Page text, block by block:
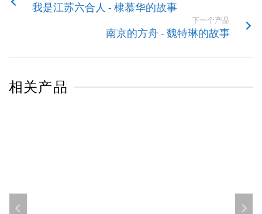
我是江苏六合人 - 棣慕华的故事
下一个产品
南京的方舟 - 魏特琳的故事
相关产品